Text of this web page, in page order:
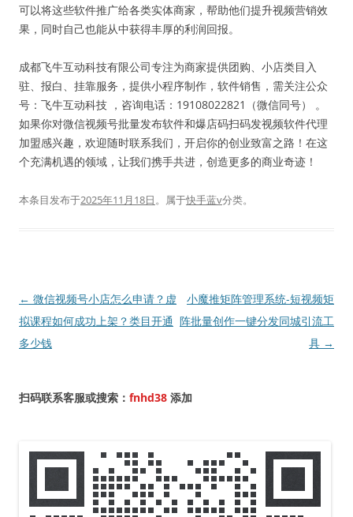
可以将这些软件推广给各类实体商家，帮助他们提升视频营销效
果，同时自己也能从中获得丰厚的利润回报。
成都飞牛互动科技有限公司专注为商家提供团购、小店类目入
驻、报白、挂靠服务，提供小程序制作，软件销售，需关注公众
号：飞牛互动科技 ，咨询电话：19108022821（微信同号） 。
如果你对微信视频号批量发布软件和爆店码扫码发视频软件代理
加盟感兴趣，欢迎随时联系我们，开启你的创业致富之路！在这
个充满机遇的领域，让我们携手共进，创造更多的商业奇迹！
本条目发布于2025年11月18日。属于快手蓝v分类。
文
章
导
← 微信视频号小店怎么申请？虚
拟课程如何成功上架？类目开通
多少钱
小魔推矩阵管理系统-短视频矩
阵批量创作一键分发同城引流工
具 →
扫码联系客服或搜索： fnhd38 添加